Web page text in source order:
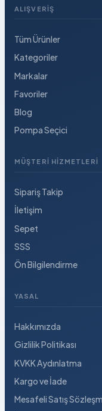
ALIŞVERIŞ
Tüm Ürünler
Kategoriler
Markalar
Favoriler
Blog
Pompa Seçici
MÜŞTERI HIZMETLERI
Sipariş Takip
İletişim
Sepet
SSS
Ön Bilgilendirme
YASAL
Hakkımızda
Gizlilik Politikası
KVKK Aydınlatma
Kargo ve İade
Mesafeli Satış